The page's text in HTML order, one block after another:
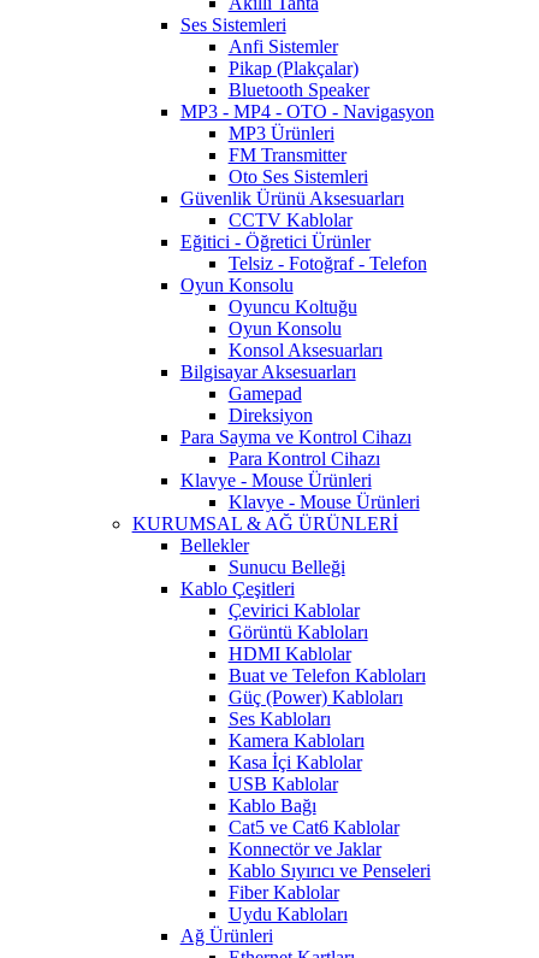
Ses Sistemleri
Anfi Sistemler
Pikap (Plakçalar)
Bluetooth Speaker
MP3 - MP4 - OTO - Navigasyon
MP3 Ürünleri
FM Transmitter
Oto Ses Sistemleri
Güvenlik Ürünü Aksesuarları
CCTV Kablolar
Eğitici - Öğretici Ürünler
Telsiz - Fotoğraf - Telefon
Oyun Konsolu
Oyuncu Koltuğu
Oyun Konsolu
Konsol Aksesuarları
Bilgisayar Aksesuarları
Gamepad
Direksiyon
Para Sayma ve Kontrol Cihazı
Para Kontrol Cihazı
Klavye - Mouse Ürünleri
Klavye - Mouse Ürünleri
KURUMSAL & AĞ ÜRÜNLERİ
Bellekler
Sunucu Belleği
Kablo Çeşitleri
Çevirici Kablolar
Görüntü Kabloları
HDMI Kablolar
Buat ve Telefon Kabloları
Güç (Power) Kabloları
Ses Kabloları
Kamera Kabloları
Kasa İçi Kablolar
USB Kablolar
Kablo Bağı
Cat5 ve Cat6 Kablolar
Konnectör ve Jaklar
Kablo Sıyırıcı ve Penseleri
Fiber Kablolar
Uydu Kabloları
Ağ Ürünleri